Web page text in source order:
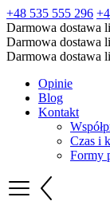
+48 535 555 296
Darmowa dostawa
Darmowa dostawa
Darmowa dostawa
Opinie
Blog
Kontakt
Czas i
Formy